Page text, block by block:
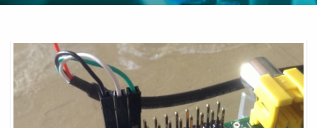
Port
Usb
Automobile